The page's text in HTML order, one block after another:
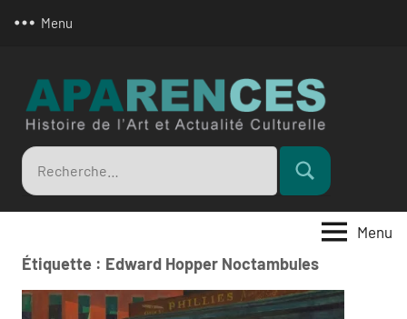
Menu
Recherche
pour
:
Rechercher
Menu
Étiquette : Edward Hopper Noctambules